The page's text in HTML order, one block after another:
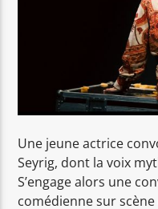
Une jeune actrice
Seyrig, dont la voix
S’engage alors une
comédienne sur